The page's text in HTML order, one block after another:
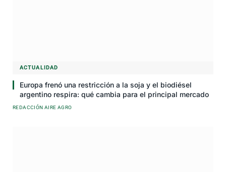
ACTUALIDAD
Europa frenó una restricción a la soja y el biodiésel
argentino respira: qué cambia para el principal mercado
REDACCIÓN AIRE AGRO